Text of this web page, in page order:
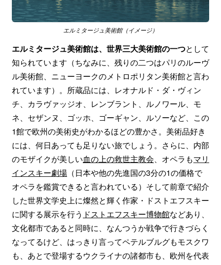
エルミタージュ美術館（イメージ）
エルミタージュ美術館は、世界三大美術館の一つとして
知られています（ちなみに、残りの二つはパリのルーヴ
ル美術館、ニューヨークのメトロポリタン美術館と言わ
れています）。所蔵品には、レオナルド・ダ・ヴィン
チ、カラヴァッジオ、レンブラント、ルノワール、モ
ネ、セザンヌ、ゴッホ、ゴーギャン、ルソーなど、この
1館で欧州の美術史がわかるほどの豊かさ。美術品好き
には、何日あっても足りない旅でしょう。さらに、内部
のモザイクが美しい血の上の救世主教会、オペラもマリ
インスキー劇場 （日本や他の先進国の3分の1の価格で
オペラを鑑賞できると言われている）そして前章で紹介
した世界文学史上に燦然と輝く作家・ドストエフスキー
に関する展示を行う ドストエフスキー博物館などあり、
文化都市であると同時に、なんつうか戦争で行きづらく
なってるけど、はっきり言ってペテルブルグもモスクワ
も、あとで登場するウクライナの諸都市も、欧州を代表